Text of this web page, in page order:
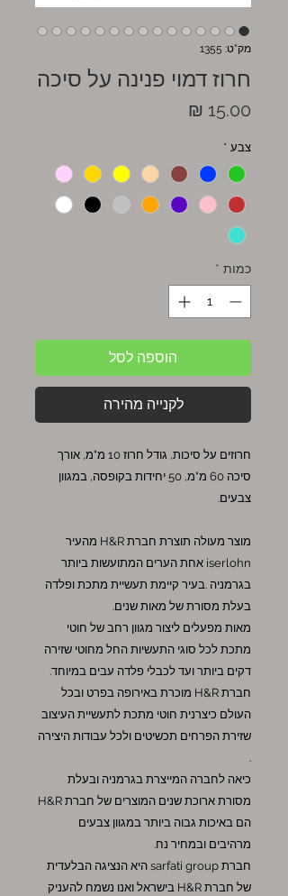
מק"ט: 1355
חרוז דמוי פנינה על סיכה
צבע *
כמות *
הוספה לסל
לקנייה מהירה
חרוזים על סיכות, גודל חרוז 10 מ"מ, אורך
סיכה 60 מ"מ, 50 יחידות בקופסה, במגוון
צבעים.
מוצר מעולה תוצרת חברת H&R מהעיר
iserlohn אחת הערים המתועשות ביותר
בגרמניה .בעיר קיימת תעשיית מתכת ופלדה
בעלת מסורת של מאות שנים.
מאות מפעלים ליצור מגוון רחב של חוטי
מתכת לכל סוגי התעשיות החל מחוטי שזירה
דקים ביותר ועד לכבלי פלדה עבים במיוחד.
חברת H&R מוכרת באירופה בפרט ובכל
העולם כיצרנית חוטי מתכת לתעשיית העיצוב
שזירת הפרחים תכשיטים ולכל עבודות היצירה
.
כיאה לחברה המייצרת בגרמניה ובעלת
מסורת ארוכת שנים המוצרים של חברת H&R
הם באיכות גבוה ביותר במגוון צבעים
מרהיבים ובמחיר נח.
חברת sarfati group היא הנציגה הבלעדית
של חברת H&R בישראל ואנו נשמח להעניק